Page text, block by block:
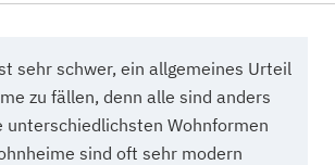
sehr schwer, ein allgemeines Urteil
zu fällen, denn alle sind anders
unterschiedlichsten Wohnformen
sind oft sehr modern